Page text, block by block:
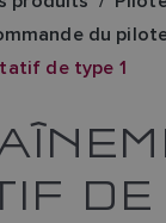
du
de type 1